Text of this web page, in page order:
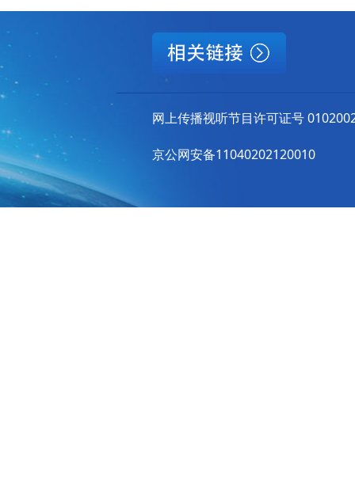
网上传播视听节目许可证号
京公网安备11040202120010